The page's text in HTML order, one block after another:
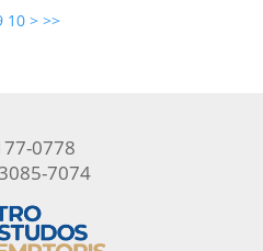
10 > >>
0778
7074